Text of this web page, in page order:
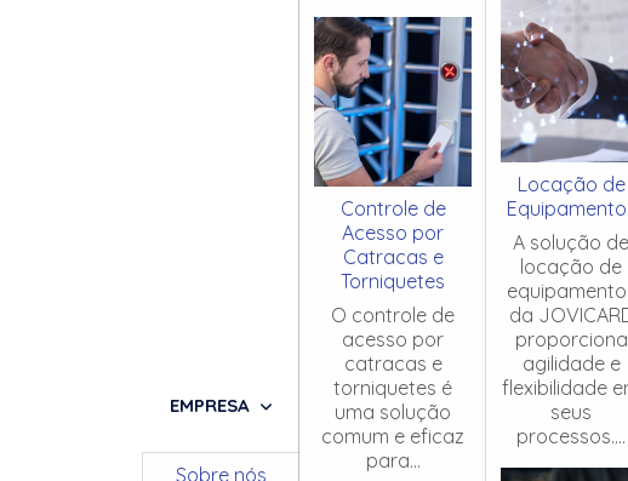
EMPRESA
Sobre nós
Controle de
Acesso por
Catracas e
Torniquetes
O controle de
acesso por
catracas e
torniquetes é
uma solução
comum e eficaz
para...
Locação de
A solução de
locação de
da
proporciona
agilidade e
flexibilidade
seus
processos....